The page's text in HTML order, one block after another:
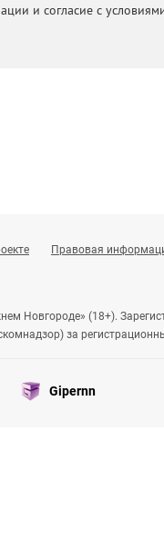
и согласие с
Правовая
Новгороде» (18+).
за
Gipernn